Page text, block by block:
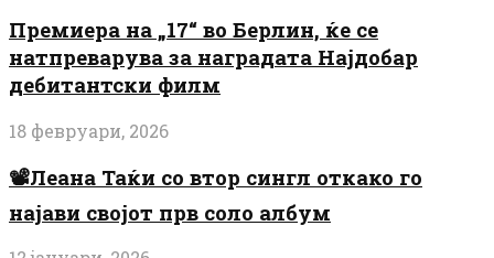
Премиера на „17“ во Берлин, ќе се
натпреварува за наградата Најдобар
дебитантски филм
18 февруари, 2026
📽️Леана Таќи со втор сингл откако го
најави својот прв соло албум